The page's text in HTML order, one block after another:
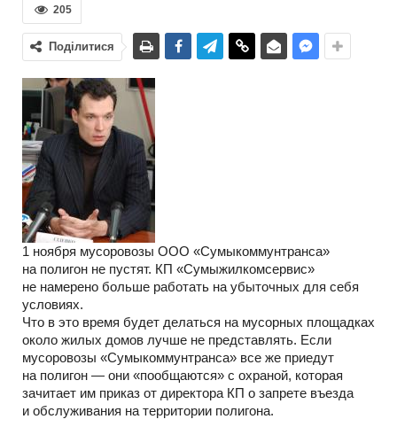
205
Поділитися
1 ноября мусоровозы ООО «Сумыкоммунтранса»
на полигон не пустят. КП «Сумыжилкомсервис»
не намерено больше работать на убыточных для себя
условиях.
Что в это время будет делаться на мусорных площадках
около жилых домов лучше не представлять. Если
мусоровозы «Сумыкоммунтранса» все же приедут
на полигон — они «пообщаются» с охраной, которая
зачитает им приказ от директора КП о запрете въезда
и обслуживания на территории полигона.